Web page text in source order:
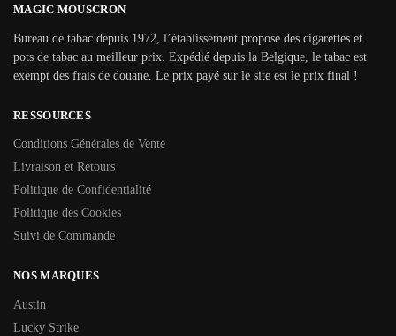
MAGIC MOUSCRON
Bureau de tabac depuis 1972, l’établissement propose des cigarettes et
pots de tabac au meilleur prix. Expédié depuis la Belgique, le tabac est
exempt des frais de douane. Le prix payé sur le site est le prix final !
RESSOURCES
Conditions Générales de Vente
Livraison et Retours
Politique de Confidentialité
Politique des Cookies
Suivi de Commande
NOS MARQUES
Austin
Lucky Strike